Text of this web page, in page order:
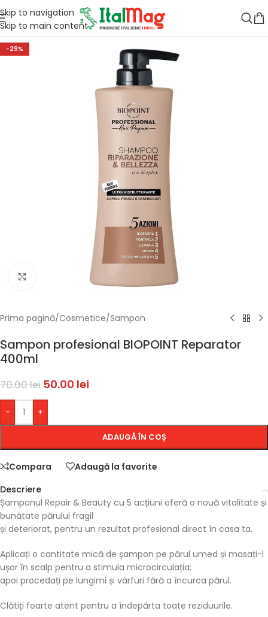
Skip to navigation
Skip to main content
-29%
Faceți click pentru a mări
Prima pagină/Cosmetice/Sampon
Sampon profesional BIOPOINT Reparator
400ml
70.00lei 50.00 lei
- +
ADAUGĂ ÎN COȘ
Compara
Adaugă la favorite
Descriere
Șamponul Repair & Beauty cu 5 acțiuni oferă o nouă vitalitate și
bunătate părului fragil
și deteriorat, pentru un rezultat profesional direct în casa ta.
Aplicați o cantitate mică de șampon pe părul umed și masați-l
ușor în scalp pentru a stimula microcirculația;
apoi procedați pe lungimi și vârfuri fără a încurca părul.
Clătiți foarte atent pentru a îndepărta toate reziduurile.